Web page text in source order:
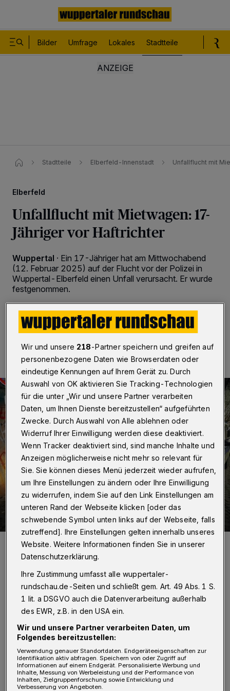
Bilder Umfrage Lokales Stadtteile
Stadtteile Elberfeld-Innenstadt Unfallflucht mit
Elberfeld
Unfallflucht mit Mietwagen: 17-
Jähriger vor Haftrichter
Wuppertal · Ein 17-Jähriger hat am Mittwochabend
(12. Februar 2025) auf der Flucht vor der Polizei in
Wuppertal-Elberfeld einen Unfall verursacht. Er wurde
festgenommen.
12.02.2025 , 23:05 Uhr Eine Minute Lesezeit
Das Ende der Unfallflucht.
Foto: Christoph Petersen
G
egen 18:45 Uhr hatte ein Anrufer die
Polizei zunächst über einen Vorfall am
Neuenteich informiert. Demnach war der
Fahrer eines Mietwagens in einen Unfall
verwickelt und hatte sich mit dem Audi
Wir und unsere 218-Partner speichern und greifen auf
personenbezogene Daten wie Browserdaten oder
eindeutige Kennungen auf Ihrem Gerät zu. Durch
Auswahl von OK aktivieren Sie Tracking-Technologien
für die unter „Wir und unsere Partner verarbeiten
Daten, um Ihnen Dienste bereitzustellen“ aufgeführten
Zwecke. Durch Auswahl von Alle ablehnen oder
Widerruf Ihrer Einwilligung werden diese deaktiviert.
Wenn Tracker deaktiviert sind, sind manche Inhalte und
Anzeigen möglicherweise nicht mehr so relevant für
Sie. Sie können dieses Menü jederzeit wieder aufrufen,
um Ihre Einstellungen zu ändern oder Ihre Einwilligung
zu widerrufen, indem Sie auf den Link Einstellungen am
unteren Rand der Webseite klicken [oder das
schwebende Symbol unten links auf der Webseite, falls
zutreffend]. Ihre Einstellungen gelten innerhalb unseres
Website. Weitere Informationen finden Sie in unserer
Datenschutzerklärung.
Ihre Zustimmung umfasst alle wuppertaler-
rundschau.de-Seiten und schließt gem. Art. 49 Abs. 1 S.
1 lit. a DSGVO auch die Datenverarbeitung außerhalb
des EWR, z.B. in den USA ein.
Wir und unsere Partner verarbeiten Daten, um
Folgendes bereitzustellen:
Verwendung genauer Standortdaten. Endgeräteeigenschaften zur
Identifikation aktiv abfragen. Speichern von oder Zugriff auf
Informationen auf einem Endgerät. Personalisierte Werbung und
Inhalte, Messung von Werbeleistung und der Performance von
Inhalten, Zielgruppenforschung sowie Entwicklung und
Verbesserung von Angeboten.